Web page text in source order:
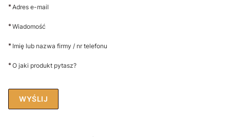
*Adres e-mail
*Wiadomość
* Imię lub nazwa firmy / nr telefonu
*O jaki produkt pytasz?
WYŚLIJ